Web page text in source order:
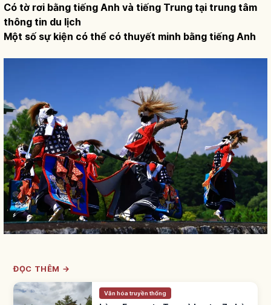
Có tờ rơi bằng tiếng Anh và tiếng Trung tại trung tâm
thông tin du lịch
Một số sự kiện có thể có thuyết minh bằng tiếng Anh
ĐỌC THÊM →
Văn hóa truyền thống